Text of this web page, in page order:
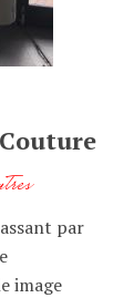
par
image